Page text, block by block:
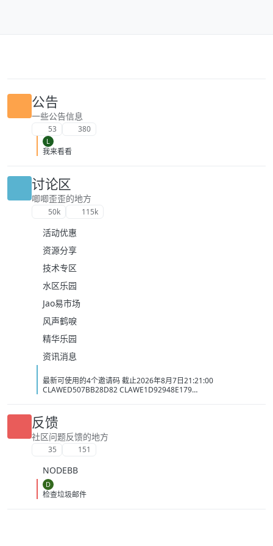
公告
一些公告信息
53 380
L
我来看看
讨论区
唧唧歪歪的地方
50k 115k
活动优惠
资源分享
技术专区
水区乐园
Jao易市场
风声鹤唳
精华乐园
资讯消息
最新可使用的4个邀请码 截止2026年8月7日21:21:00
CLAWED507BB28D82 CLAWE1D92948E179
反馈
社区问题反馈的地方
35 151
NODEBB
D
检查垃圾邮件